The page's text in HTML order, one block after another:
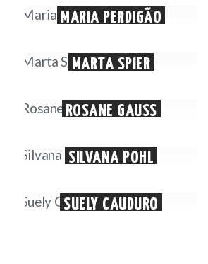
MARIA PERDIGÃO
MARTA SPIER
ROSANE GAUSS
SILVANA POHL
SUELY CAUDURO